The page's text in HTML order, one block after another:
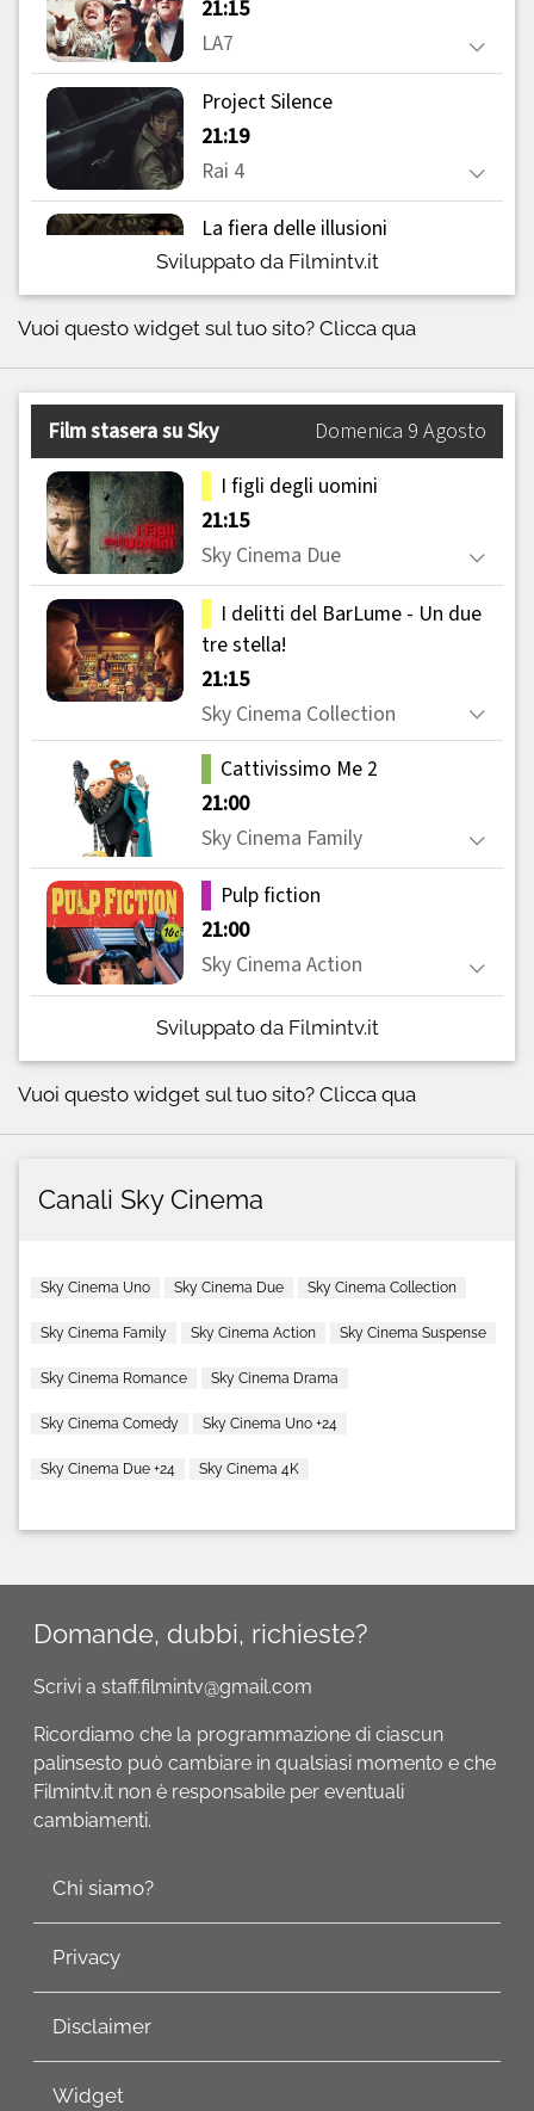
Sviluppato da Filmintv.it
Vuoi questo widget sul tuo sito? Clicca qua
Sviluppato da Filmintv.it
Vuoi questo widget sul tuo sito? Clicca qua
Canali Sky Cinema
Sky Cinema Uno Sky Cinema Due Sky Cinema Collection
Sky Cinema Family Sky Cinema Action Sky Cinema Suspense
Sky Cinema Romance Sky Cinema Drama
Sky Cinema Comedy Sky Cinema Uno +24
Sky Cinema Due +24 Sky Cinema 4K
Domande, dubbi, richieste?
Scrivi a staff.filmintv@gmail.com
Ricordiamo che la programmazione di ciascun
palinsesto può cambiare in qualsiasi momento e che
Filmintv.it non è responsabile per eventuali
cambiamenti.
Chi siamo?
Privacy
Disclaimer
Widget